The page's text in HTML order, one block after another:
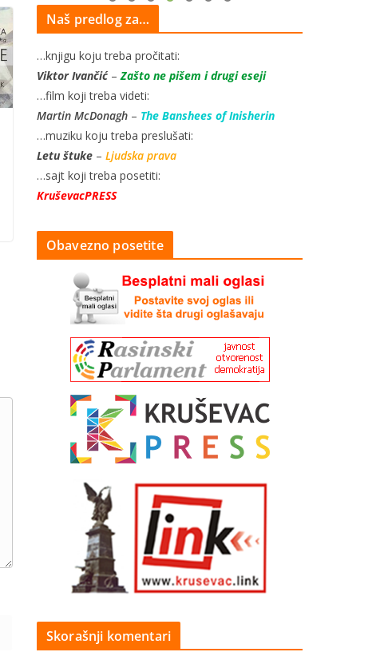
Naš predlog za…
…knjigu koju treba pročitati:
Viktor Ivančić– Zašto ne pišem i drugi eseji
…film koji treba videti:
Martin McDonagh – The Banshees of Inisherin
…muziku koju treba preslušati:
Letu štuke – Ljudska prava
…sajt koji treba posetiti:
KruševacPRESS
Obavezno posetite
Skorašnji komentari